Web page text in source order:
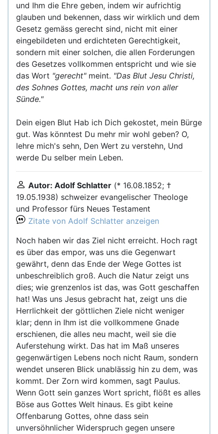
und Ihm die Ehre geben, indem wir aufrichtig
glauben und bekennen, dass wir wirklich und dem
Gesetz gemäss gerecht sind, nicht mit einer
eingebildeten und erdichteten Gerechtigkeit,
sondern mit einer solchen, die allen Forderungen
des Gesetzes vollkommen entspricht und wie sie
das Wort "gerecht"meint. "Das Blut Jesu Christi,
des Sohnes Gottes, macht uns rein von aller
Sünde."
Dein eigen Blut Hab ich Dich gekostet, mein Bürge
gut. Was könntest Du mehr mir wohl geben? O,
lehre mich's sehn, Den Wert zu verstehn, Und
werde Du selber mein Leben.
Autor: Adolf Schlatter (* 16.08.1852; †
19.05.1938) schweizer evangelischer Theologe
und Professor fürs Neues Testament
Zitate von Adolf Schlatter anzeigen
Noch haben wir das Ziel nicht erreicht. Hoch ragt
es über das empor, was uns die Gegenwart
gewährt, denn das Ende der Wege Gottes ist
unbeschreiblich groß. Auch die Natur zeigt uns
dies; wie grenzenlos ist das, was Gott geschaffen
hat! Was uns Jesus gebracht hat, zeigt uns die
Herrlichkeit der göttlichen Ziele nicht weniger
klar; denn in Ihm ist die vollkommene Gnade
erschienen, die alles neu macht, weil sie die
Auferstehung wirkt. Das hat im Maß unseres
gegenwärtigen Lebens noch nicht Raum, sondern
wendet unseren Blick unablässig hin zu dem, was
kommt. Der Zorn wird kommen, sagt Paulus.
Wenn Gott sein ganzes Wort spricht, flößt es alles
Böse aus Gottes Welt hinaus. Es gibt keine
Offenbarung Gottes, ohne dass sein
unversöhnlicher Widerspruch gegen unsere